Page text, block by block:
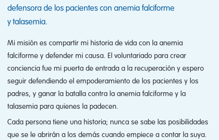
defensora de los pacientes con anemia falciforme
y talasemia.
Mi misión es compartir mi historia de vida con la anemia
falciforme y defender mi causa. El voluntariado para crear
conciencia fue mi puerta de entrada a la recuperación y espero
seguir defendiendo el empoderamiento de los pacientes y los
padres, y ganar la batalla contra la anemia falciforme y la
talasemia para quienes la padecen.
Cada persona tiene una historia; nunca se sabe las posibilidades
que se le abrirán a los demás cuando empiece a contar la suya.